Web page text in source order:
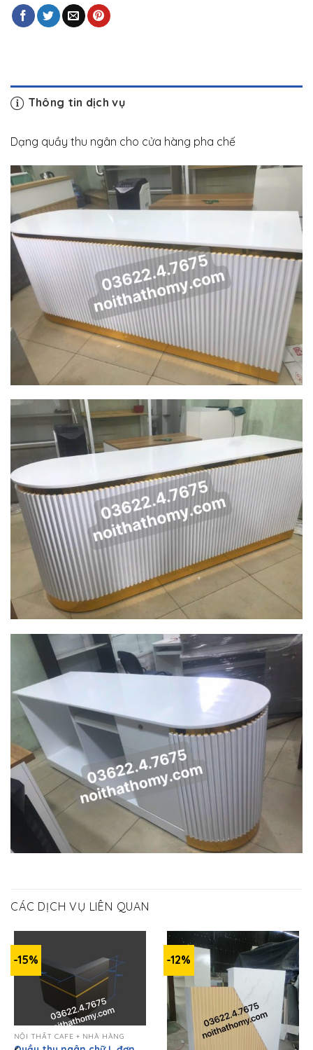
Thông tin dịch vụ
Dạng quầy thu ngân cho cửa hàng pha chế
CÁC DỊCH VỤ LIÊN QUAN
-15%
NỘI THẤT CAFE + NHÀ HÀNG
-12%